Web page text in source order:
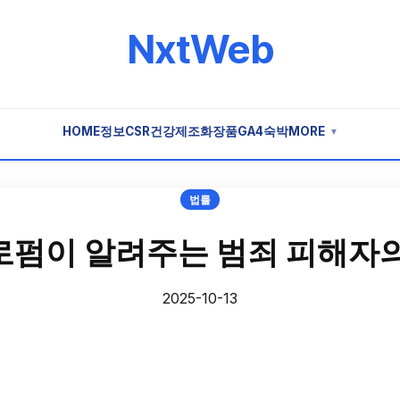
NxtWeb
HOME정보CSR건강제조화장품GA4숙박MORE ▼
법률
펌이 알려주는 범죄 피해자
2025-10-13